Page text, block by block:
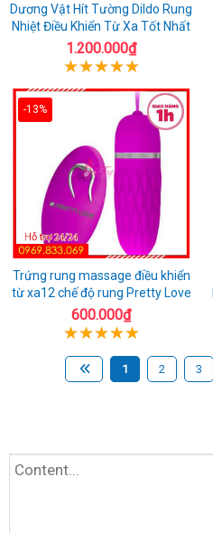
Dương Vật Hít Tường Dildo Rung
Nhiệt Điều Khiển Từ Xa Tốt Nhất
1.200.000₫
-13%
Trứng rung massage điều khiển
từ xa12 chế độ rung Pretty Love
600.000₫
1 2 3